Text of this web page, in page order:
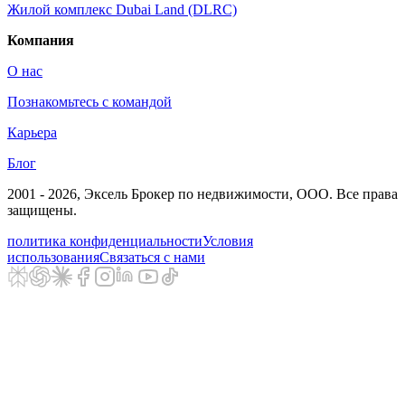
Жилой комплекс Dubai Land (DLRC)
Компания
О нас
Познакомьтесь с командой
Карьера
Блог
2001 - 2026, Эксель Брокер по недвижимости, ООО. Все права
защищены.
политика конфиденциальностиУсловия
использованияСвязаться с нами